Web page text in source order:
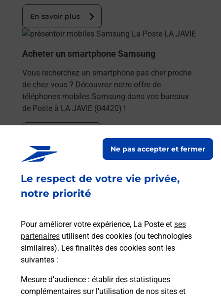
Le respect de votre vie privée,
notre priorité
Pour améliorer votre expérience, La Poste et ses
partenaires utilisent des cookies (ou technologies
similaires). Les finalités des cookies sont les
suivantes :
Mesure d’audience : établir des statistiques
complémentaires sur l’utilisation de nos sites et
Ne pas accepter et fermer
En savoir plus
En savoir plus
Acheter un smartphone Samsung
Vous recherchez un smartphone pas cher proche
de chez vous ? Découvrez notre offre de
téléphones mobiles Samsung dans vos bureaux
de Poste à LA JAVIE (04420) !
En savoir plus
Vous souhaitez envoyer un colis depuis : LA JAVIE
En savoir plus
En savoir plus
Souscrire à la téléassistance